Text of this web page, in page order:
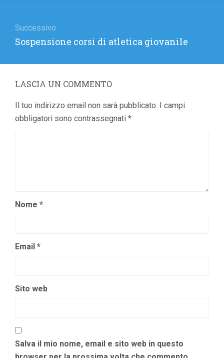
Successivo
Articolo
Sospensione corsi di atletica giovanile
LASCIA UN COMMENTO
Il tuo indirizzo email non sarà pubblicato. I campi
obbligatori sono contrassegnati *
Nome *
Email *
Sito web
Salva il mio nome, email e sito web in questo